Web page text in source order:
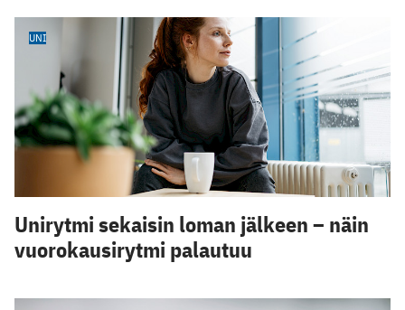
UNI
Unirytmi sekaisin loman jälkeen – näin
vuorokausirytmi palautuu